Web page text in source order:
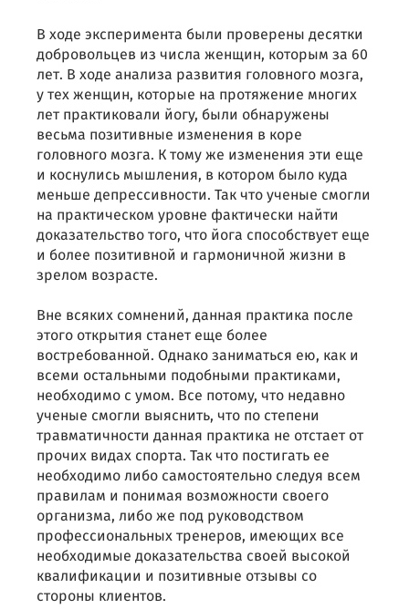
В ходе эксперимента были проверены десятки
добровольцев из числа женщин, которым за 60
лет. В ходе анализа развития головного мозга,
у тех женщин, которые на протяжение многих
лет практиковали йогу, были обнаружены
весьма позитивные изменения в коре
головного мозга. К тому же изменения эти еще
и коснулись мышления, в котором было куда
меньше депрессивности. Так что ученые смогли
на практическом уровне фактически найти
доказательство того, что йога способствует еще
и более позитивной и гармоничной жизни в
зрелом возрасте.
Вне всяких сомнений, данная практика после
этого открытия станет еще более
востребованной. Однако заниматься ею, как и
всеми остальными подобными практиками,
необходимо с умом. Все потому, что недавно
ученые смогли выяснить, что по степени
травматичности данная практика не отстает от
прочих видах спорта. Так что постигать ее
необходимо либо самостоятельно следуя всем
правилам и понимая возможности своего
организма, либо же под руководством
профессиональных тренеров, имеющих все
необходимые доказательства своей высокой
квалификации и позитивные отзывы со
стороны клиентов.